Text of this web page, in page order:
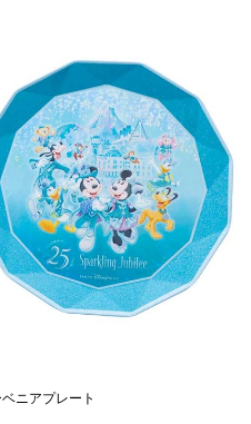
ニアプレート